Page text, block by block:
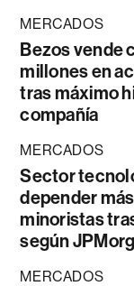
MERCADOS
Bezos vende
millones en
tras máximo
compañía
MERCADOS
Sector
depender
minoristas
según
MERCADOS